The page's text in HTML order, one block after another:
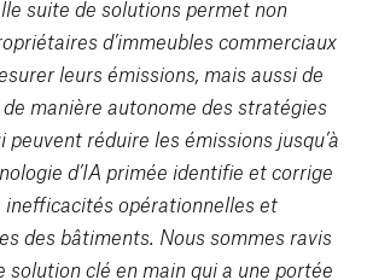
suite de solutions permet non
d’immeubles commerciaux
leurs émissions, mais aussi de
manière autonome des stratégies
peuvent réduire les émissions jusqu’à
d’IA primée identifie et corrige
inefficacités opérationnelles et
des bâtiments. Nous sommes ravis
solution clé en main qui a une portée